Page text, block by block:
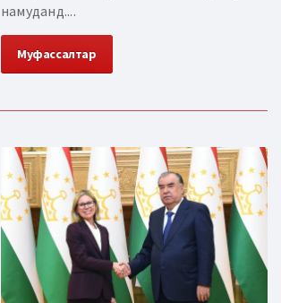
намуданд....
Муфассалтар